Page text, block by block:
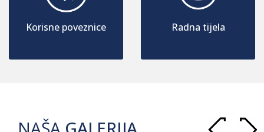
Korisne poveznice Radna tijela